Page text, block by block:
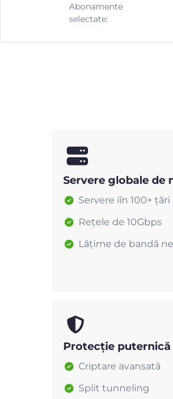
Abonamente
selectate:
Servere globale de
Servere iîn 100+ țări
Rețele de 10Gbps
Lățime de bandă
Protecție puternică
Criptare avansată
Split tunneling